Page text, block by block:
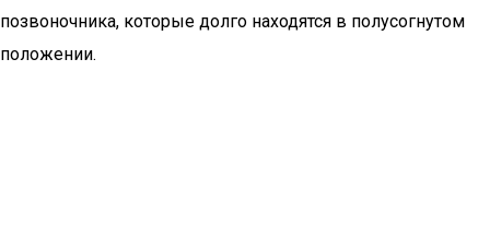
позвоночника, которые долго находятся в полусогнутом
положении.